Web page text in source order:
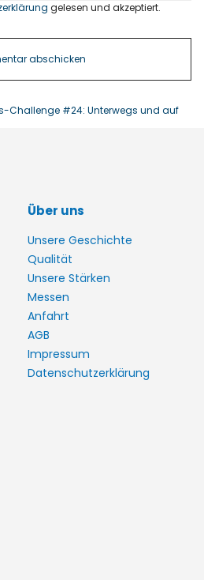
gelesen und akzeptiert.
Challenge #24: Unterwegs und auf
Über uns
Unsere Geschichte
Qualität
Unsere Stärken
Messen
Anfahrt
AGB
Impressum
Datenschutzerklärung